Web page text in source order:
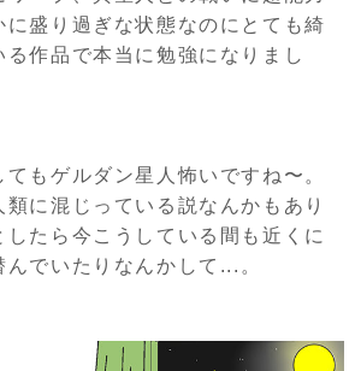
に盛り過ぎな状態なのにとても綺
る作品で本当に勉強になりまし
もゲルダン星人怖いですね〜。
に混じっている説なんかもあり
したら今こうしている間も近くに
でいたりなんかして...。